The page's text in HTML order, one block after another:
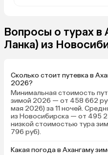
Вопросы о турах в
Ланка) из
Сколько стоит путевка в
2026?
Минимальная стоимость
зимой 2026 — от 458 662
мая 2026) за 11 ночей.
из Новосибирска — от 495
низкой стоимостью тура
796 руб).
Какая погода в Ахангаму